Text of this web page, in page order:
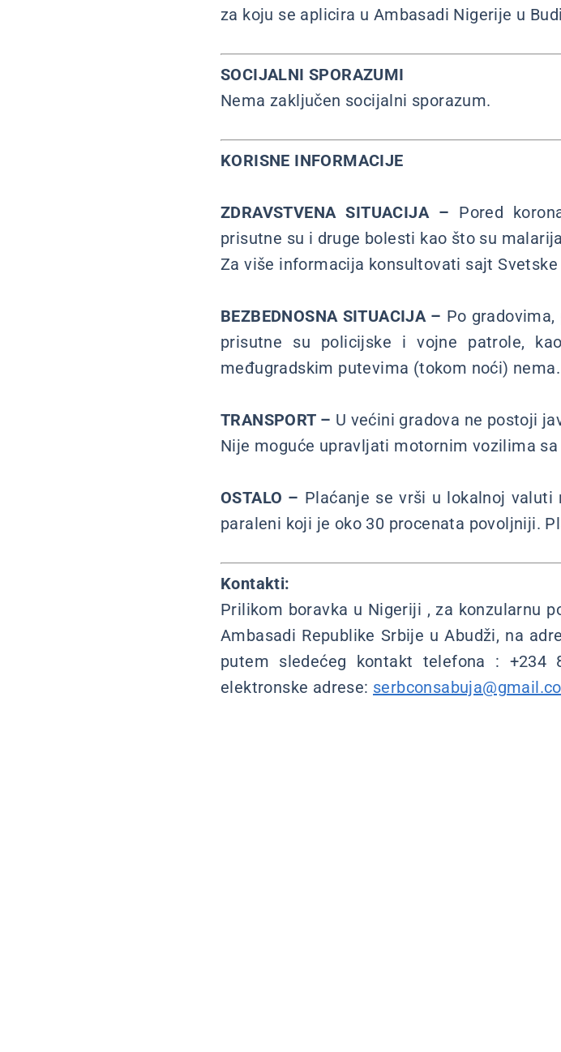
za koju se aplicira u Ambasadi Nigerije u
SOCIJALNI SPORAZUMI
Nema zaključen socijalni sporazum.
KORISNE INFORMACIJE
ZDRAVSTVENA SITUACIJA – Pored
prisutne su i druge bolesti kao što su
Za više informacija konsultovati sajt
BEZBEDNOSNA SITUACIJA – Po
prisutne su policijske i vojne patrole,
međugradskim putevima (tokom noći) nema.
TRANSPORT – U većini gradova ne postoji
Nije moguće upravljati motornim vozilima
OSTALO – Plaćanje se vrši u lokalnoj valuti
paraleni koji je oko 30 procenata povoljniji.
Kontakti:
Prilikom boravka u Nigeriji , za konzularnu
Ambasadi Republike Srbije u Abudži, na
putem sledećeg kontakt telefona :
elektronske adrese: